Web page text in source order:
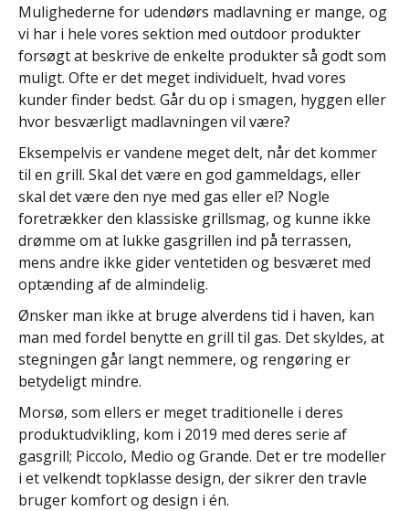
Mulighederne for udendørs madlavning er mange, og
vi har i hele vores sektion med outdoor produkter
forsøgt at beskrive de enkelte produkter så godt som
muligt. Ofte er det meget individuelt, hvad vores
kunder finder bedst. Går du op i smagen, hyggen eller
hvor besværligt madlavningen vil være?
Eksempelvis er vandene meget delt, når det kommer
til en grill. Skal det være en god gammeldags, eller
skal det være den nye med gas eller el? Nogle
foretrækker den klassiske grillsmag, og kunne ikke
drømme om at lukke gasgrillen ind på terrassen,
mens andre ikke gider ventetiden og besværet med
optænding af de almindelig.
Ønsker man ikke at bruge alverdens tid i haven, kan
man med fordel benytte en grill til gas. Det skyldes, at
stegningen går langt nemmere, og rengøring er
betydeligt mindre.
Morsø, som ellers er meget traditionelle i deres
produktudvikling, kom i 2019 med deres serie af
gasgrill; Piccolo, Medio og Grande. Det er tre modeller
i et velkendt topklasse design, der sikrer den travle
bruger komfort og design i én.